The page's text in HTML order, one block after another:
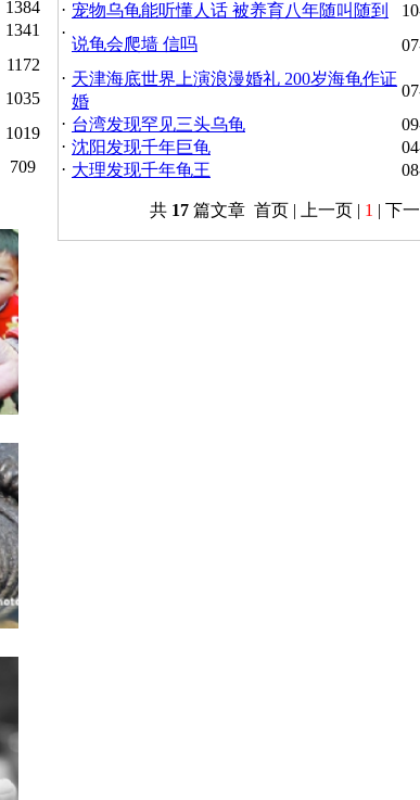
1384
1341
1172
1035
1019
709
· 宠物乌龟能听懂人话 被养育八年随叫随到
·
说龟会爬墙 信吗
· 天津海底世界上演浪漫婚礼 200岁海龟作证
婚
· 台湾发现罕见三头乌龟
· 沈阳发现千年巨龟
· 大理发现千年龟王
共 17篇文章 首页 | 上一页 | 1 | 下